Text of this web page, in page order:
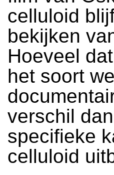
celluloid
bekijken
Hoeveel
het soort
verschil
specifieke
celluloid